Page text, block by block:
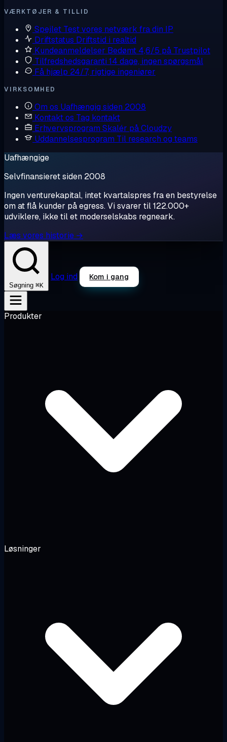
VÆRKTØJER & TILLID
Spejlet Test vores netværk fra din IP
Driftstatus Driftstid i realtid
Kundeanmeldelser Bedømt 4,6/5 på Trustpilot
Tilfredshedsgaranti 14 dage, ingen spørgsmål
Få hjælp 24/7, rigtige ingeniører
VIRKSOMHED
Om os Uafhængig siden 2008
Kontakt os Tag kontakt
Erhvervsprogram Skalér på Cloudzy
Uddannelsesprogram Til research og teams
Uafhængige
Selvfinansieret siden 2008
Ingen venturekapital, intet kvartalspres fra en bestyrelse
om at flå kunder på egress. Vi svarer til 122.000+
udviklere, ikke til et moderselskabs regneark.
Læs vores historie →
Søgning ⌘K
Log ind Kom i gang
Produkter
Løsninger